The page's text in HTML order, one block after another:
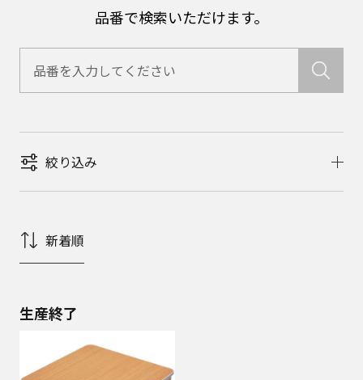
品番で検索いただけます。
絞り込み
新着順
生産終了